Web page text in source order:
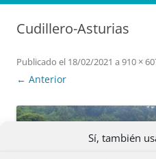
Sí, también
Cudillero-Asturias
Publicado el 18/02/2021 a 910 ×
← Anterior